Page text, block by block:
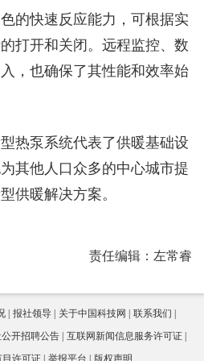
的快速反应能力，可根据实
打开和关闭。远程监控、数
，也确保了其性能和效率始
热泵系统代表了供暖基础设
其他人口众多的中心城市提
供暖解决方案。
责任编辑：左常睿
报社领导 关于中国科技网
联系我们
开招聘公告
互联网新闻信息服务许可证
目许可证
举报平台 版权声明